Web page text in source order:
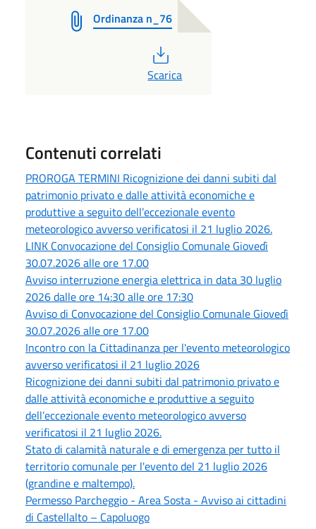
Ordinanza n_76
PDF
Scarica
Contenuti correlati
PROROGA TERMINI Ricognizione dei danni subiti dal
patrimonio privato e dalle attività economiche e
produttive a seguito dell’eccezionale evento
meteorologico avverso verificatosi il 21 luglio 2026.
LINK Convocazione del Consiglio Comunale Giovedì
30.07.2026 alle ore 17.00
Avviso interruzione energia elettrica in data 30 luglio
2026 dalle ore 14:30 alle ore 17:30
Avviso di Convocazione del Consiglio Comunale Giovedì
30.07.2026 alle ore 17.00
Incontro con la Cittadinanza per l'evento meteorologico
avverso verificatosi il 21 luglio 2026
Ricognizione dei danni subiti dal patrimonio privato e
dalle attività economiche e produttive a seguito
dell’eccezionale evento meteorologico avverso
verificatosi il 21 luglio 2026.
Stato di calamità naturale e di emergenza per tutto il
territorio comunale per l'evento del 21 luglio 2026
(grandine e maltempo).
Permesso Parcheggio - Area Sosta - Avviso ai cittadini
di Castellalto – Capoluogo